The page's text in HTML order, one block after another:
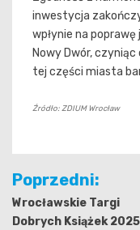
inwestycja
wpłynie na
Nowy Dwór,
tej części miasta
Źródło: ZDIUM Wrocław
Nawigacja
wpisu
Poprzedni:
Wrocławskie Targi
Dobrych Książek